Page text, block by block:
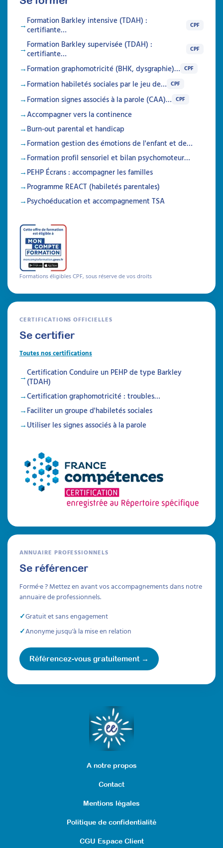
Prise en charge de la
douleur et des soins chez la
personne porteuse d’un
TND
Attestation de formation
Cette formation allie théorie et pratique pour
aider à comprendre et gérer la douleur et les
neuro-développementaux, en favorisant
l'observation clinique et la psycho-éducation
Formations
Identifier et prévenir les risques liés à la
sécurité
Attestation de formation
Cette formation permet aux professionnels et
aidants familiaux d'acquérir des compétences
l'autonomie des personnes avec TSA ou
TDAH, en prévenant les risques, en adaptant
compétences sécuritaires.
Durée 20h réparties sur 6 semaines
Être prévenu
Formations
Créer des programmes
d’accompagnement pour
des adultes avec TSA
Formation Barkley intensive (TDAH) :
certifiante…
CPF
Formation Barkley supervisée (TDAH) :
certifiante…
CPF
Formation graphomotricité (BHK, dysgraphie)… CPF
Formation habiletés sociales par le jeu de… CPF
Formation signes associés à la parole (CAA)… CPF
Accompagner vers la continence
Burn-out parental et handicap
Formation gestion des émotions de l'enfant et de…
Formation profil sensoriel et bilan psychomoteur…
PEHP Écrans : accompagner les familles
Programme REACT (habiletés parentales)
Psychoéducation et accompagnement TSA
Formations éligibles CPF, sous réserve de vos droits
CERTIFICATIONS OFFICIELLES
Se certifier
Toutes nos certifications
Certification Conduire un PEHP de type Barkley
(TDAH)
Certification graphomotricité : troubles…
Faciliter un groupe d'habiletés sociales
Utiliser les signes associés à la parole
ANNUAIRE PROFESSIONNELS
Se référencer
Formé·e ? Mettez en avant vos accompagnements dans notre
annuaire de professionnels.
Gratuit et sans engagement
Anonyme jusqu'à la mise en relation
Référencez-vous gratuitement →
A notre propos
Contact
Mentions légales
Politique de confidentialité
CGU Espace Client